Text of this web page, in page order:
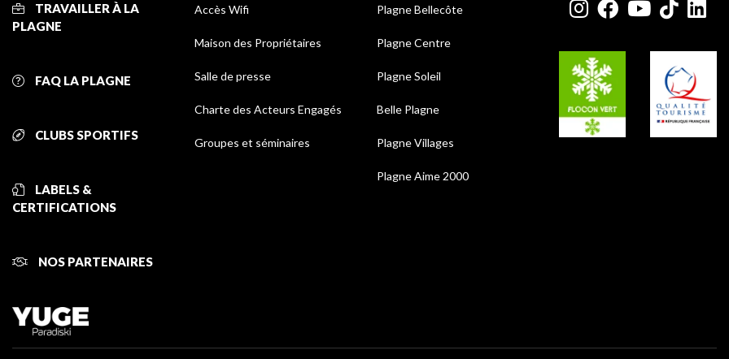
TRAVAILLER À LA
PLAGNE
FAQ LA PLAGNE
CLUBS SPORTIFS
LABELS &
CERTIFICATIONS
NOS PARTENAIRES
Accès Wifi
Maison des Propriétaires
Salle de presse
Charte des Acteurs Engagés
Groupes et séminaires
Plagne Bellecôte
Plagne Centre
Plagne Soleil
Belle Plagne
Plagne Villages
Plagne Aime 2000